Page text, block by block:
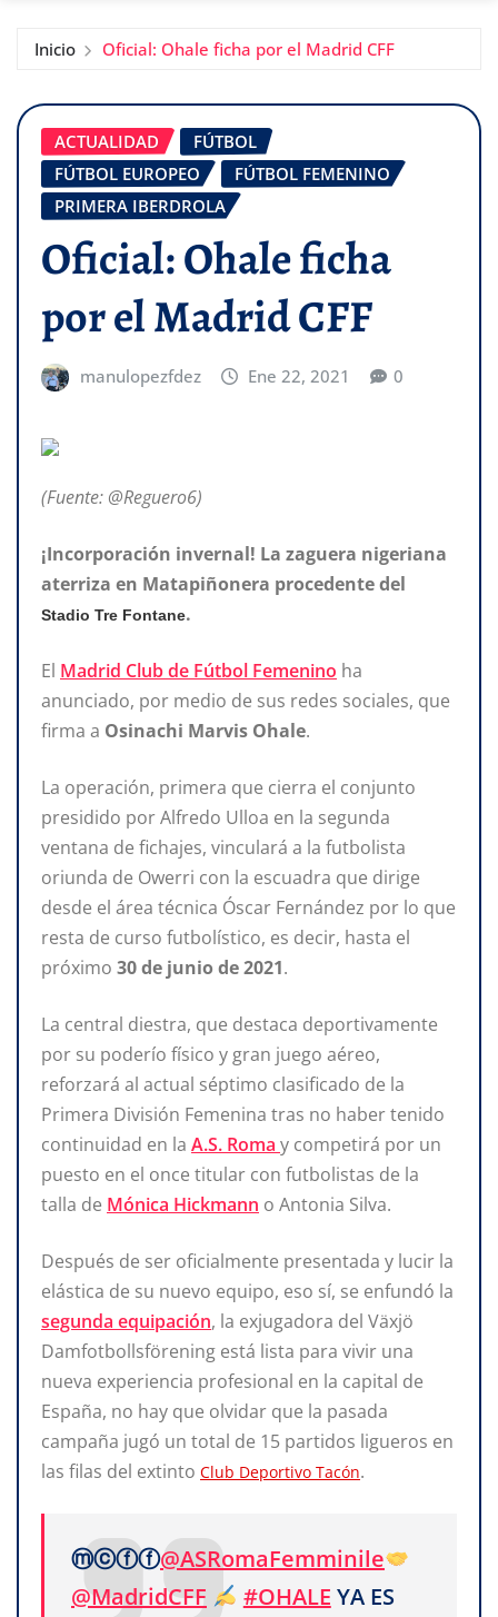
Inicio Oficial: Ohale ficha por el Madrid CFF
ACTUALIDAD
FÚTBOL
FÚTBOL EUROPEO
FÚTBOL FEMENINO
PRIMERA IBERDROLA
Oficial: Ohale ficha
por el Madrid CFF
manulopezfdez Ene 22, 2021 0
(Fuente: @Reguero6)
¡Incorporación invernal! La zaguera nigeriana
aterriza en Matapiñonera procedente del
Stadio Tre Fontane.
El Madrid Club de Fútbol Femenino ha
anunciado, por medio de sus redes sociales, que
firma a Osinachi Marvis Ohale.
La operación, primera que cierra el conjunto
presidido por Alfredo Ulloa en la segunda
ventana de fichajes, vinculará a la futbolista
oriunda de Owerri con la escuadra que dirige
desde el área técnica Óscar Fernández por lo que
resta de curso futbolístico, es decir, hasta el
próximo 30 de junio de 2021.
La central diestra, que destaca deportivamente
por su poderío físico y gran juego aéreo,
reforzará al actual séptimo clasificado de la
Primera División Femenina tras no haber tenido
continuidad en la A.S. Roma y competirá por un
puesto en el once titular con futbolistas de la
talla de Mónica Hickmann o Antonia Silva.
Después de ser oficialmente presentada y lucir la
elástica de su nuevo equipo, eso sí, se enfundó la
segunda equipación, la exjugadora del Växjö
Damfotbollsförening está lista para vivir una
nueva experiencia profesional en la capital de
España, no hay que olvidar que la pasada
campaña jugó un total de 15 partidos ligueros en
las filas del extinto Club Deportivo Tacón.
ⓜⓒⓕⓕ@ASRomaFemminile
@MadridCFF
#OHALE YA ES